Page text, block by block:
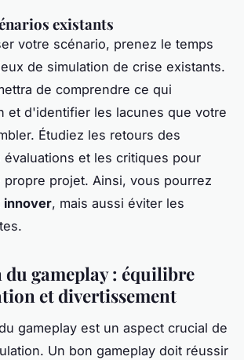
existants
votre scénario, prenez le temps
de simulation de crise existants.
de comprendre ce qui
et d'identifier les lacunes que votre
Étudiez les retours des
évaluations et les critiques pour
propre projet. Ainsi, vous pourrez
innover, mais aussi éviter les
gameplay : équilibre
et divertissement
gameplay est un aspect crucial de
Un bon gameplay doit réussir